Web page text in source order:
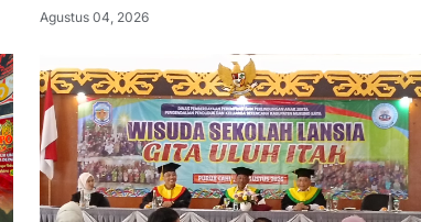
Agustus 04, 2026